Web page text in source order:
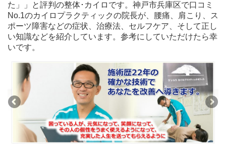
た」」と評判の整体･カイロです。神戸市兵庫区で口コミ
No.1のカイロプラクティックの院長が、腰痛、肩こり、ス
ポーツ障害などの症状、治療法、セルフケア、そして正し
い知識などを紹介しています。参考にしていただけたら幸
いです。